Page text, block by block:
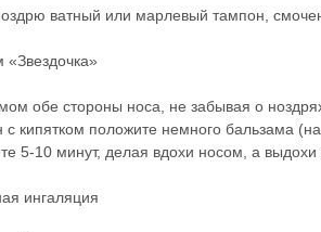
ватный или марлевый тампон,
обе стороны носа, не забывая о
с кипятком положите немного бальзама
5-10 минут, делая вдохи носом, а
ингаляция